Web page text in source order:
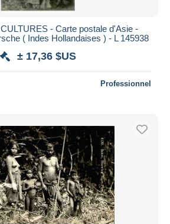
- Carte postale d'Asie -
( Indes Hollandaises ) - L 145938
± 17,36 $US
Professionnel